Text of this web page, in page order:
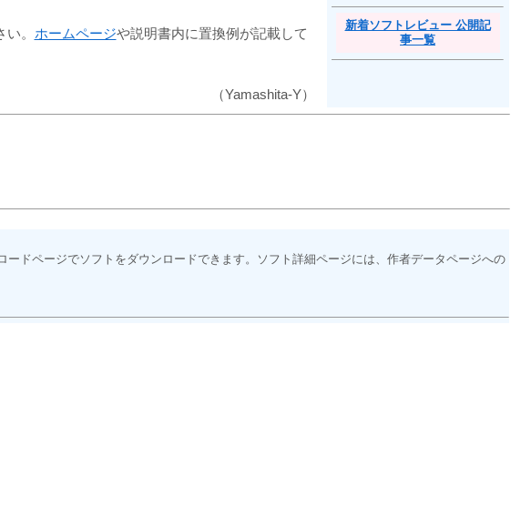
。 ホームページや説明書内に置換例が記載して
（Yamashita-Y）
新着ソフトレビュー 公開記
事一覧
ドページでソフトをダウンロードできます。ソフト詳細ページには、作者データページへの